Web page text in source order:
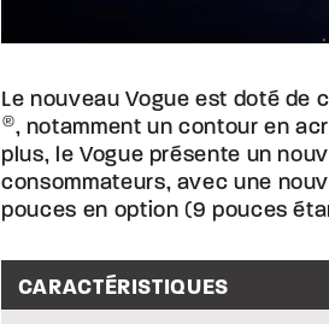
Le nouveau Vogue est doté
®, notamment un contour en
plus, le Vogue présente un
consommateurs, avec une
pouces en option (9 pouces
CARACTÉRISTIQUES